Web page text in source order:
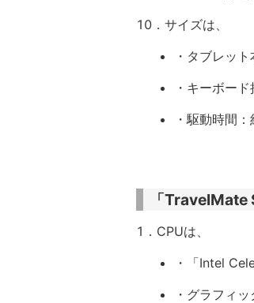
10．サイズは、
・タブレッ
・キーボー
・駆動時間
「
1．CPUは、
・「Intel
・グラフィ